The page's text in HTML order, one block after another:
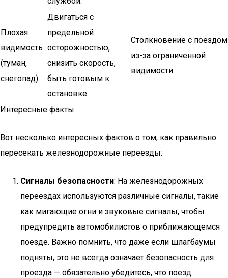
Плохая
видимость
(туман,
снегопад)
Двигаться с
предельной
осторожностью,
снизить скорость,
быть готовым к
остановке.
Столкновение с поездом
из-за ограниченной
видимости.
Интересные факты
Вот несколько интересных фактов о том, как правильно
пересекать железнодорожные переезды:
Сигналы безопасности: На железнодорожных
переездах используются различные сигналы, такие
как мигающие огни и звуковые сигналы, чтобы
предупредить автомобилистов о приближающемся
поезде. Важно помнить, что даже если шлагбаумы
подняты, это не всегда означает безопасность для
проезда — обязательно убедитесь, что поезд